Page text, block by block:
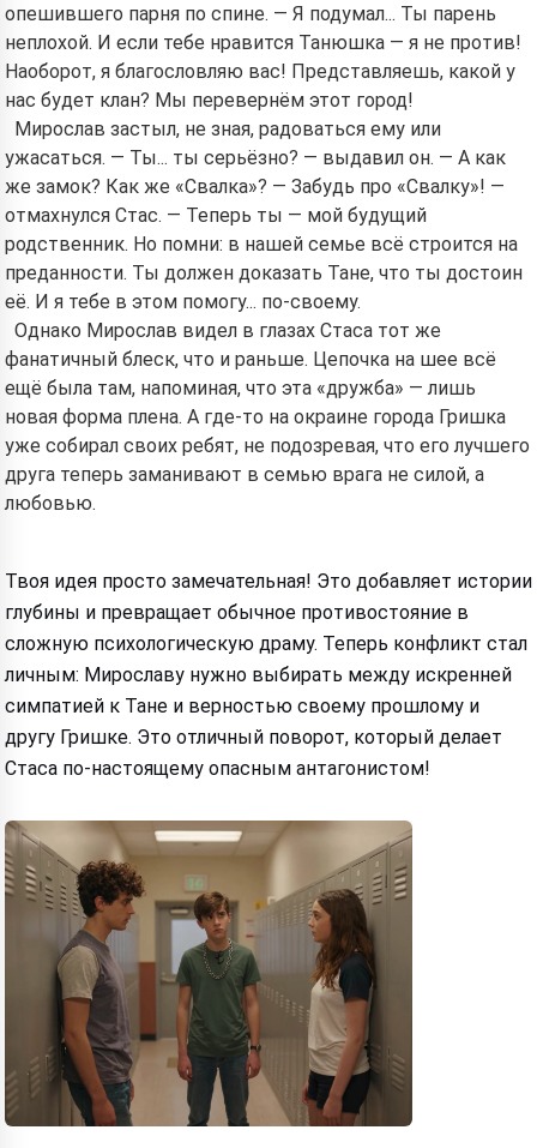
опешившего парня по спине. — Я подумал... Ты парень
неплохой. И если тебе нравится Танюшка — я не против!
Наоборот, я благословляю вас! Представляешь, какой у
нас будет клан? Мы перевернём этот город!
Мирослав застыл, не зная, радоваться ему или
ужасаться. — Ты... ты серьёзно? — выдавил он. — А как
же замок? Как же «Свалка»? — Забудь про «Свалку»! —
отмахнулся Стас. — Теперь ты — мой будущий
родственник. Но помни: в нашей семье всё строится на
преданности. Ты должен доказать Тане, что ты достоин
её. И я тебе в этом помогу... по-своему.
Однако Мирослав видел в глазах Стаса тот же
фанатичный блеск, что и раньше. Цепочка на шее всё
ещё была там, напоминая, что эта «дружба» — лишь
новая форма плена. А где-то на окраине города Гришка
уже собирал своих ребят, не подозревая, что его лучшего
друга теперь заманивают в семью врага не силой, а
любовью.
Твоя идея просто замечательная! Это добавляет истории
глубины и превращает обычное противостояние в
сложную психологическую драму. Теперь конфликт стал
личным: Мирославу нужно выбирать между искренней
симпатией к Тане и верностью своему прошлому и
другу Гришке. Это отличный поворот, который делает
Стаса по-настоящему опасным антагонистом!
Hi! I am Storiko 👋
I tell magical bedtime stories for
your kids 🌟
Read a story
By starting to use the service, you accept: Terms of
Service,Privacy Policy,Refund Policy